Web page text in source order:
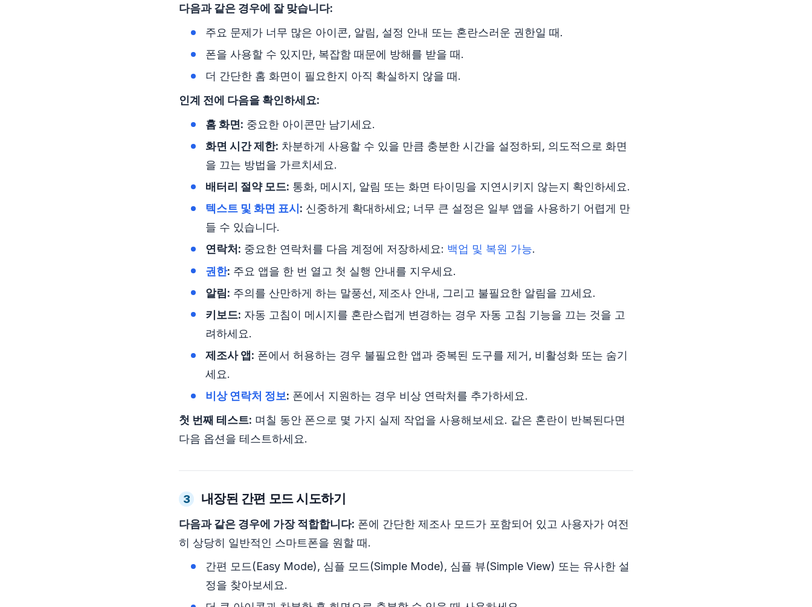
다음과 같은 경우에 잘 맞습니다:
주요 문제가 너무 많은 아이콘, 알림, 설정 안내 또는 혼란스러운 권한일 때.
폰을 사용할 수 있지만, 복잡함 때문에 방해를 받을 때.
더 간단한 홈 화면이 필요한지 아직 확실하지 않을 때.
인계 전에 다음을 확인하세요:
홈 화면: 중요한 아이콘만 남기세요.
화면 시간 제한: 차분하게 사용할 수 있을 만큼 충분한 시간을 설정하되, 의도적으로 화면
을 끄는 방법을 가르치세요.
배터리 절약 모드: 통화, 메시지, 알림 또는 화면 타이밍을 지연시키지 않는지 확인하세요.
텍스트 및 화면 표시 : 신중하게 확대하세요; 너무 큰 설정은 일부 앱을 사용하기 어렵게 만
들 수 있습니다.
연락처: 중요한 연락처를 다음 계정에 저장하세요: 백업 및 복원 가능.
권한: 주요 앱을 한 번 열고 첫 실행 안내를 지우세요.
알림: 주의를 산만하게 하는 말풍선, 제조사 안내, 그리고 불필요한 알림을 끄세요.
키보드: 자동 고침이 메시지를 혼란스럽게 변경하는 경우 자동 고침 기능을 끄는 것을 고
려하세요.
제조사 앱: 폰에서 허용하는 경우 불필요한 앱과 중복된 도구를 제거, 비활성화 또는 숨기
세요.
비상 연락처 정보: 폰에서 지원하는 경우 비상 연락처를 추가하세요.
첫 번째 테스트: 며칠 동안 폰으로 몇 가지 실제 작업을 사용해보세요. 같은 혼란이 반복된다면
다음 옵션을 테스트하세요.
3 내장된 간편 모드 시도하기
다음과 같은 경우에 가장 적합합니다: 폰에 간단한 제조사 모드가 포함되어 있고 사용자가 여전
히 상당히 일반적인 스마트폰을 원할 때.
간편 모드(Easy Mode), 심플 모드(Simple Mode), 심플 뷰(Simple View) 또는 유사한 설
정을 찾아보세요.